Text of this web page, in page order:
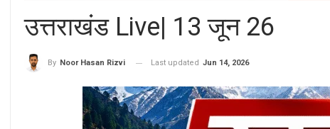
उत्तराखंड Live| 13 जून 26
By Noor Hasan Rizvi Last updated Jun 14, 2026